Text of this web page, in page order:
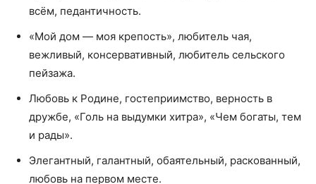
всём, педантичность.
«Мой дом — моя крепость», любитель чая,
вежливый, консервативный, любитель сельского
пейзажа.
Любовь к Родине, гостеприимство, верность в
дружбе, «Голь на выдумки хитра», «Чем богаты, тем
и рады».
Элегантный, галантный, обаятельный, раскованный,
любовь на первом месте.